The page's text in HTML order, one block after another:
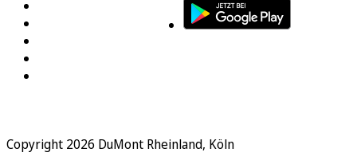
Copyright 2026 DuMont Rheinland, Köln